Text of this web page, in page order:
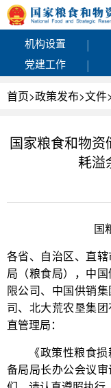
机构设置 |
党建工作
|
首页>政策发布>文件>
国家粮食和物
耗溢
国
各省、自治区、直
局（粮食局），中
限公司、中国供销
司、北大荒农垦集
直管理局：
《政策性粮食
备局局长办公会议